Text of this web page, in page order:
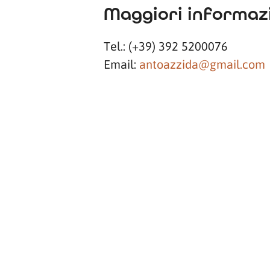
Maggiori
Tel.: (+39) 392 5200076
Email: antoazzida@gmail.com